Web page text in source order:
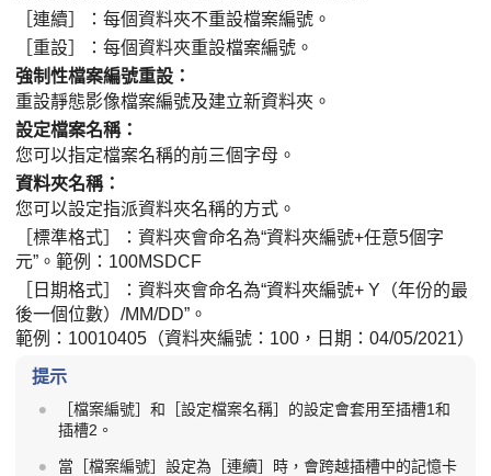
［連續］
：每個資料夾不重設檔案編號。
［重設］
：每個資料夾重設檔案編號。
強制性檔案編號重設 ：
重設靜態影像檔案編號及建立新資料夾。
設定檔案名稱：
您可以指定檔案名稱的前三個字母。
資料夾名稱：
您可以設定指派資料夾名稱的方式。
［標準格式］
：資料夾會命名為“資料夾編號+任意5個字
元”。範例：100MSDCF
［日期格式］
：資料夾會命名為“資料夾編號+ Y（年份的最
後一個位數）/MM/DD”。
範例：10010405（資料夾編號：100，日期：04/05/2021）
提示
［檔案編號］ 和 ［設定檔案名稱］ 的設定會套用至插槽1和
插槽2。
當 ［檔案編號］ 設定為 ［連續］
時，會跨越插槽中的記憶卡